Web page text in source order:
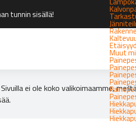
tunnin sisällä!
Muut
ei ole koko valikoimaamme,